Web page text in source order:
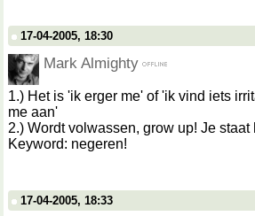
17-04-2005, 18:30
Mark Almighty
1.) Het is 'ik erger me' of 'ik vind iets
me aan'
2.) Wordt volwassen, grow up! Je
Keyword: negeren!
17-04-2005, 18:33